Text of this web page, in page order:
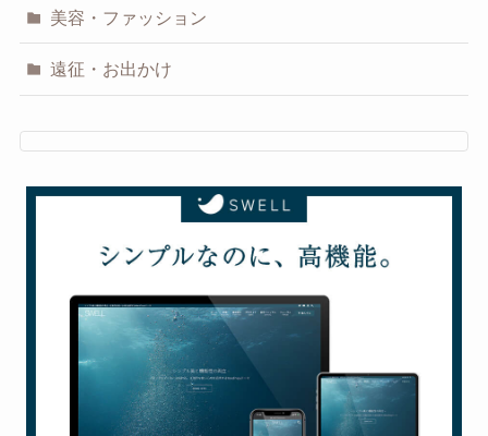
美容・ファッション
遠征・お出かけ